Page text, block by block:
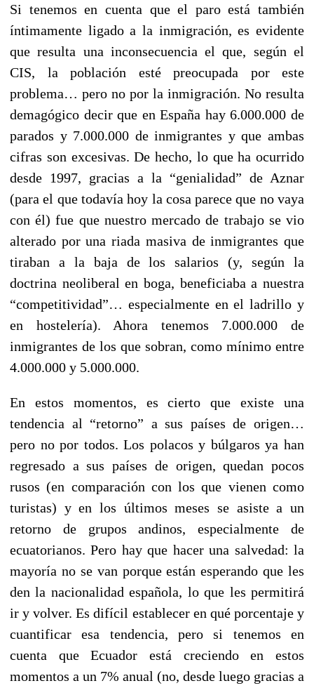
Si tenemos en cuenta que el paro está también
íntimamente ligado a la inmigración, es evidente
que resulta una inconsecuencia el que, según el
CIS, la población esté preocupada por este
problema… pero no por la inmigración. No resulta
demagógico decir que en España hay 6.000.000 de
parados y 7.000.000 de inmigrantes y que ambas
cifras son excesivas. De hecho, lo que ha ocurrido
desde 1997, gracias a la “genialidad” de Aznar
(para el que todavía hoy la cosa parece que no vaya
con él) fue que nuestro mercado de trabajo se vio
alterado por una riada masiva de inmigrantes que
tiraban a la baja de los salarios (y, según la
doctrina neoliberal en boga, beneficiaba a nuestra
“competitividad”… especialmente en el ladrillo y
en hostelería). Ahora tenemos 7.000.000 de
inmigrantes de los que sobran, como mínimo entre
4.000.000 y 5.000.000.
En estos momentos, es cierto que existe una
tendencia al “retorno” a sus países de origen…
pero no por todos. Los polacos y búlgaros ya han
regresado a sus países de origen, quedan pocos
rusos (en comparación con los que vienen como
turistas) y en los últimos meses se asiste a un
retorno de grupos andinos, especialmente de
ecuatorianos. Pero hay que hacer una salvedad: la
mayoría no se van porque están esperando que les
den la nacionalidad española, lo que les permitirá
ir y volver. Es difícil establecer en qué porcentaje y
cuantificar esa tendencia, pero si tenemos en
cuenta que Ecuador está creciendo en estos
momentos a un 7% anual (no, desde luego gracias a